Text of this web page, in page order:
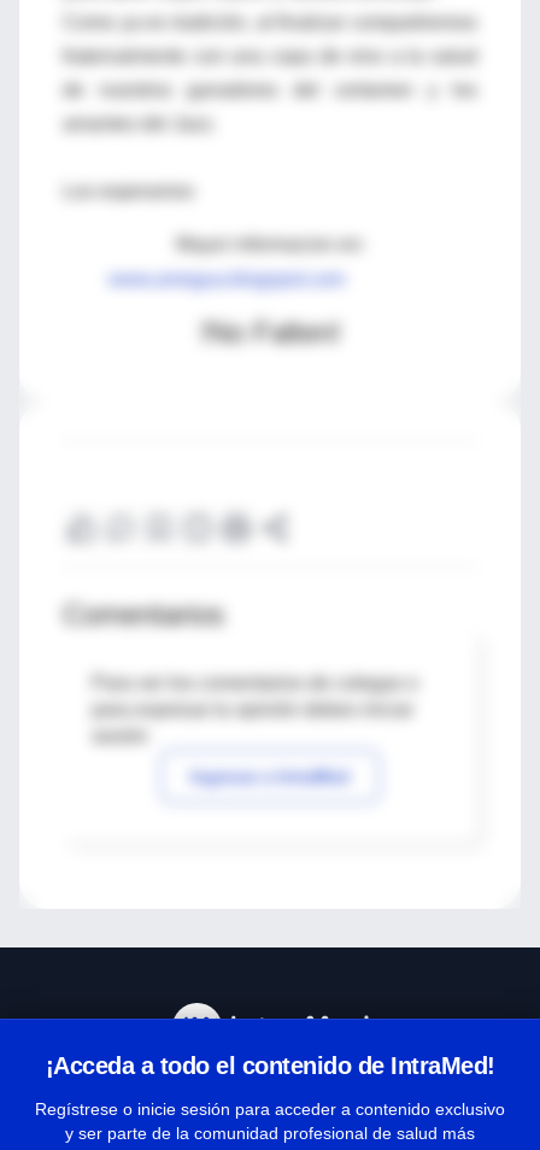
fraternalmente con una copa de vino a la salud
de nuestros ganadores del certamen y los
www.amegua.blogspot.com
!No Falten!
Comentarios
Para ver los comentarios de colegas o
Ingresar a IntraMed
¡Acceda a todo el contenido de IntraMed!
Regístrese o inicie sesión para acceder a contenido exclusivo
y ser parte de la comunidad profesional de salud más